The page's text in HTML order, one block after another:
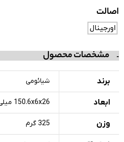
اصالت
اورجینال
مشخصات محصول
برند شیائومی
ابعاد 150.6x6x26 میلی‌متر
وزن 325 گرم